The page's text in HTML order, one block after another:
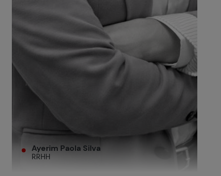
Ayerim Paola Silva
RRHH